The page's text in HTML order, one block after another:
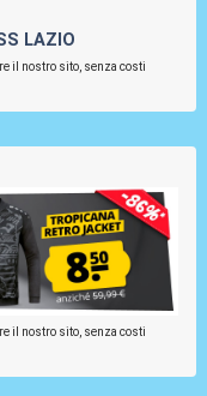
LAZIO
il nostro sito, senza costi
il nostro sito, senza costi